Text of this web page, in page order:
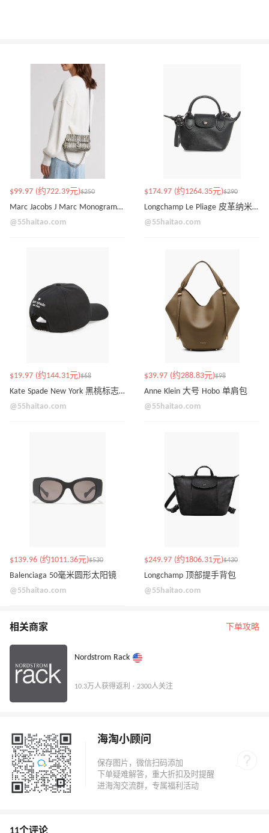
$99.97 (约722.39元)$250
Marc Jacobs J Marc Monogram 皮革迷你包
@55haitao.com
$174.97 (约1264.35元)$290
Longchamp Le Pliage 皮革纳米斜挎包
@55haitao.com
$19.97 (约144.31元)$68
Kate Spade New York 黑桃标志刺绣棒球帽
@55haitao.com
$39.97 (约288.83元)$98
Anne Klein 大号 Hobo 单肩包
@55haitao.com
$139.96 (约1011.36元)$530
Balenciaga 50毫米圆形太阳镜
@55haitao.com
$249.97 (约1806.31元)$430
Longchamp 顶部提手背包
@55haitao.com
相关商家 下单攻略
Nordstrom Rack
10.3万人获得返利 · 2300人关注
海淘小顾问